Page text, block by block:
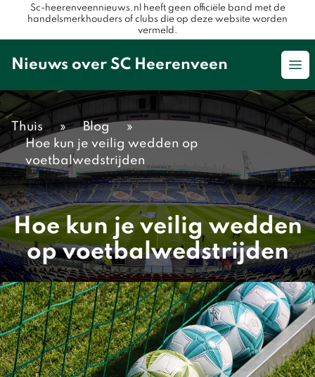
Sc-heerenveennieuws.nl heeft geen officiële band met de
handelsmerkhouders of clubs die op deze website worden
vermeld.
Nieuws over SC Heerenveen
Thuis » Blog
»
Hoe kun je veilig wedden op
voetbalwedstrijden
Hoe kun je veilig wedden
op voetbalwedstrijden